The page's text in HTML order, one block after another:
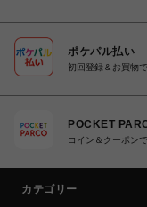
ポケパル払い
初回登録＆お買物
POCKET
コイン＆クーポン
カテゴリー